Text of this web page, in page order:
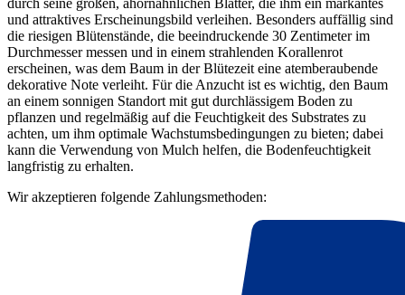
durch seine großen, ahornähnlichen Blätter, die ihm ein markantes
und attraktives Erscheinungsbild verleihen. Besonders auffällig sind
die riesigen Blütenstände, die beeindruckende 30 Zentimeter im
Durchmesser messen und in einem strahlenden Korallenrot
erscheinen, was dem Baum in der Blütezeit eine atemberaubende
dekorative Note verleiht. Für die Anzucht ist es wichtig, den Baum
an einem sonnigen Standort mit gut durchlässigem Boden zu
pflanzen und regelmäßig auf die Feuchtigkeit des Substrates zu
achten, um ihm optimale Wachstumsbedingungen zu bieten; dabei
kann die Verwendung von Mulch helfen, die Bodenfeuchtigkeit
langfristig zu erhalten.
Wir akzeptieren folgende Zahlungsmethoden: